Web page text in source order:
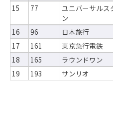
15
77
ユニバーサルス
ン
16 96 日本旅行
17
161 東京急行電鉄
18
165 ラウンドワン
19
193 サンリオ